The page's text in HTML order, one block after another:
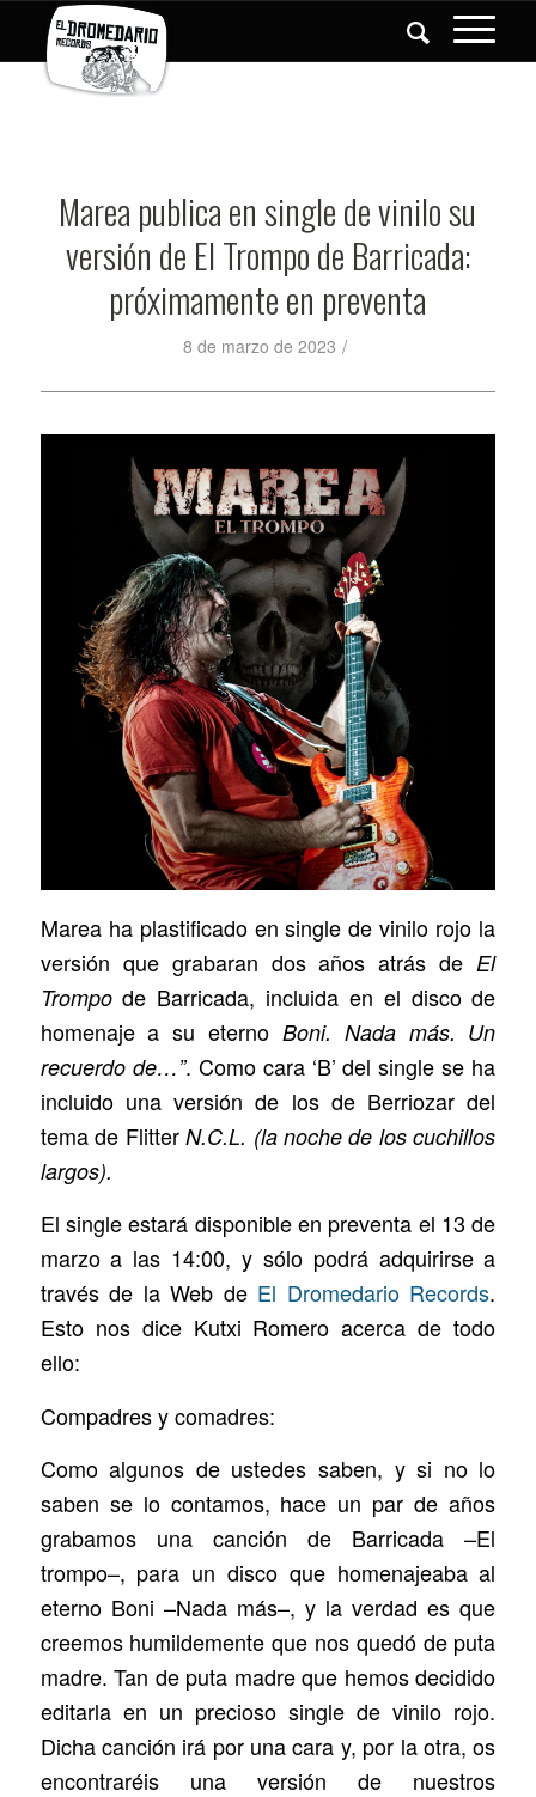
Marea publica en single de vinilo su
versión de El Trompo de Barricada:
próximamente en preventa
8 de marzo de 2023 /
Marea ha plastificado en single de vinilo rojo la
versión que grabaran dos años atrás de El
Trompode Barricada, incluida en el disco de
homenaje a su eterno Boni. Nada más. Un
recuerdo de…”. Como cara ‘B’ del single se ha
incluido una versión de los de Berriozar del
tema de FlitterN.C.L. (la noche de los cuchillos
largos).
El single estará disponible en preventa el 13 de
marzo a las 14:00, y sólo podrá adquirirse a
través de la Web de El Dromedario Records.
Esto nos dice Kutxi Romero acerca de todo
ello:
Compadres y comadres:
Como algunos de ustedes saben, y si no lo
saben se lo contamos, hace un par de años
grabamos una canción de Barricada –El
trompo–, para un disco que homenajeaba al
eterno Boni –Nada más–, y la verdad es que
creemos humildemente que nos quedó de puta
madre. Tan de puta madre que hemos decidido
editarla en un precioso single de vinilo rojo.
Dicha canción irá por una cara y, por la otra, os
encontraréis una versión de nuestros